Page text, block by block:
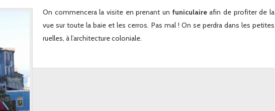
On commencera la visite en prenant un funiculaireafin de profiter de la
vue sur toute la baie et les cerros. Pas mal ! On se perdra dans les petites
ruelles, à l’architecture coloniale.